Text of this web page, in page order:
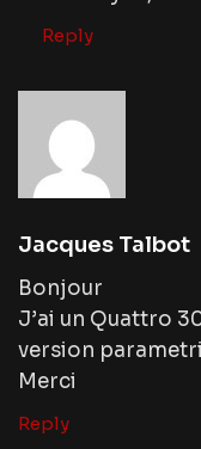
Reply
Jacques Talbot
Bonjour
J’ai un Quattro
version
Merci
Reply